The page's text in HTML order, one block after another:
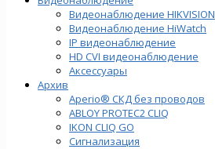
Видеонаблюдение HIKVISION
Видеонаблюдение HiWatch
IP видеонаблюдение
HD CVI видеонаблюдение
Аксессуары
Архив
Aperio® СКД без проводов
ABLOY PROTEC2 CLIQ
IKON CLIQ GO
Сигнализация